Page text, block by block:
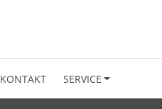
KONTAKT SERVICE